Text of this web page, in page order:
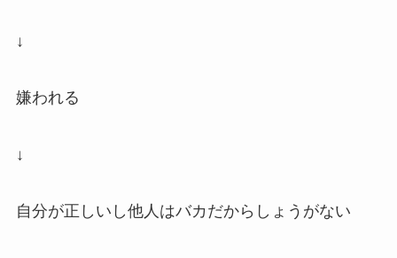
↓
嫌われる
↓
自分が正しいし他人はバカだからしょうがない